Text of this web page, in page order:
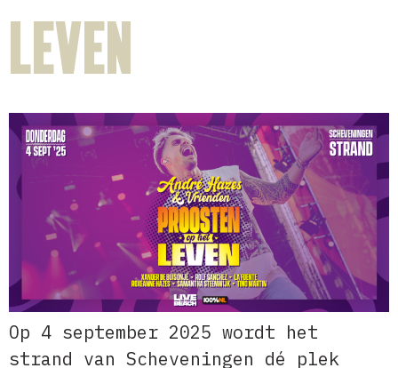
Leven
Op 4 september 2025 wordt het
strand van Scheveningen dé plek